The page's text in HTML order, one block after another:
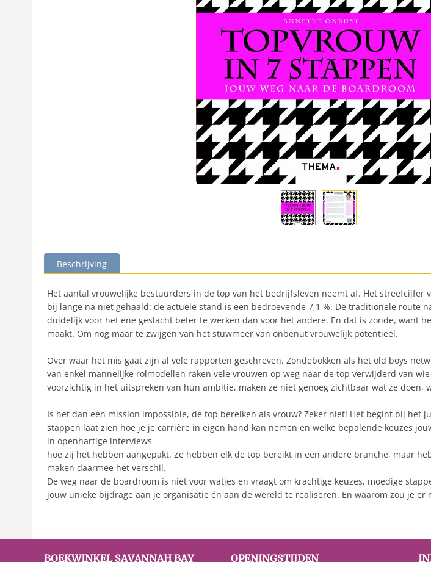
Beschrijving
Het aantal vrouwelijke bestuurders in de top van het bedrijfsleven neemt af. Het
bij lange na niet gehaald: de actuele stand is een bedroevende 7,1 %. De traditionele route
duidelijk voor het ene geslacht beter te werken dan voor het andere. En dat is zonde, want
maakt. Om nog maar te zwijgen van het stuwmeer van onbenut vrouwelijk potentieel.
Over waar het mis gaat zijn al vele rapporten geschreven. Zondebokken als het old boys
van enkel mannelijke rolmodellen raken vele vrouwen op weg naar de top verwijderd van
voorzichtig in het uitspreken van hun ambitie, maken ze niet genoeg zichtbaar wat ze doen,
Is het dan een mission impossible, de top bereiken als vrouw? Zeker niet! Het begint bij
stappen laat zien hoe je je carrière in eigen hand kan nemen en welke bepalende keuzes
in openhartige interviews
hoe zij het hebben aangepakt. Ze hebben elk de top bereikt in een andere branche, maar
maken daarmee het verschil.
De weg naar de boardroom is niet voor watjes en vraagt om krachtige keuzes, moedige
jouw unieke bijdrage aan je organisatie én aan de wereld te realiseren. En waarom zou je
BOEKWINKEL SAVANNAH BAY OPENINGSTIJDEN